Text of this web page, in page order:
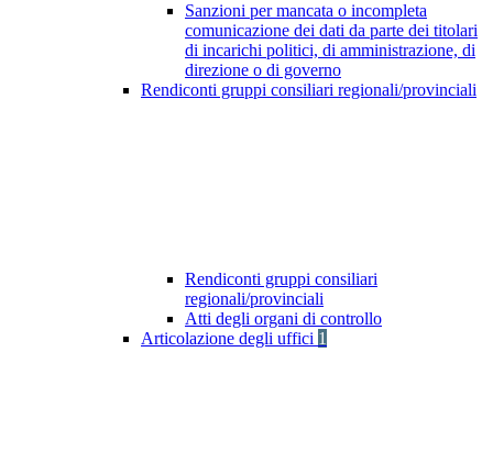
Sanzioni per mancata o incompleta
comunicazione dei dati da parte dei titolari
di incarichi politici, di amministrazione, di
direzione o di governo
Rendiconti gruppi consiliari regionali/provinciali
Rendiconti gruppi consiliari
regionali/provinciali
Atti degli organi di controllo
Articolazione degli uffici 1